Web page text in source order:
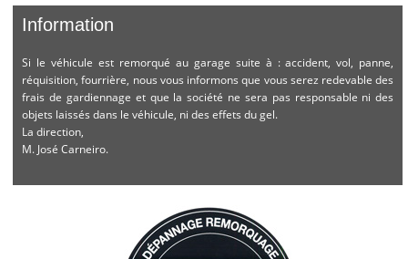
Information
Si le véhicule est remorqué au garage suite à : accident, vol, panne,
réquisition, fourrière, nous vous informons que vous serez redevable des
frais de gardiennage et que la société ne sera pas responsable ni des
objets laissés dans le véhicule, ni des effets du gel.
La direction,
M. José Carneiro.